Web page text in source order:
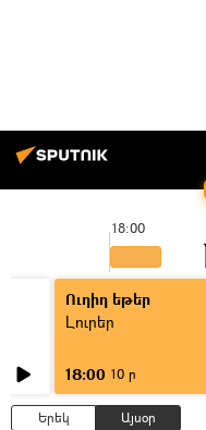
18:00
Ուղիղ եթեր
Լուրեր
18:00 10 ր
Երեկ Այսօր